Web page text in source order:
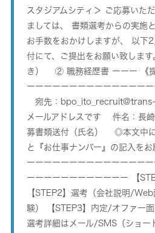
スタジアムシティ＞ ご応募いた
ましては、 書類選考からの実施
お手数をおかけしますが、 以下
付にて、ご提出をお願い致し
き） ② 職務経歴書 ーーー 《
ーーーーーーーーーーーーーー
宛先：
メールアドレスです 件名：長
募書類送付（氏名） ◎本文中に
と『お仕事ナンバー』の記入を
ーーーーーーーーーーーーーー
ーーーーーーーーーーーー 【
【STEP2】選考（会社説明/
験） 【STEP3】内定/オファー
選考詳細はメール/SMS（ショー